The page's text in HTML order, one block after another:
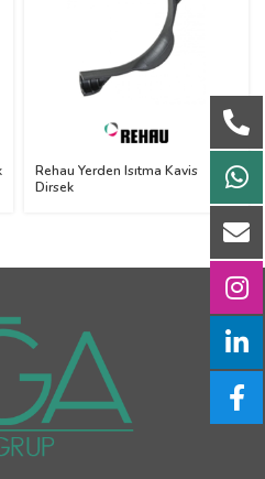
Rehau Yerden Isıtma Kavis
Dirsek